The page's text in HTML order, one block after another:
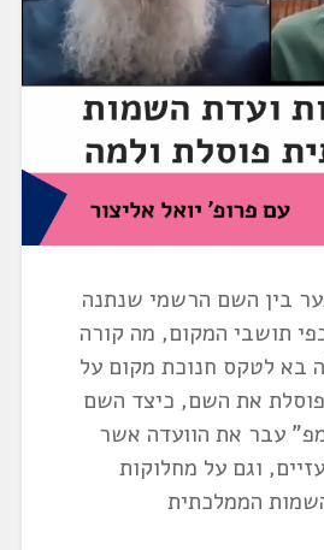
בין השם הרשמי שנתנה
תושבי המקום, מה קורה
לטקס חנוכת מקום על
את השם, כיצד השם
עבר את הוועדה אשר
וגם על מחלוקות
הממלכתית